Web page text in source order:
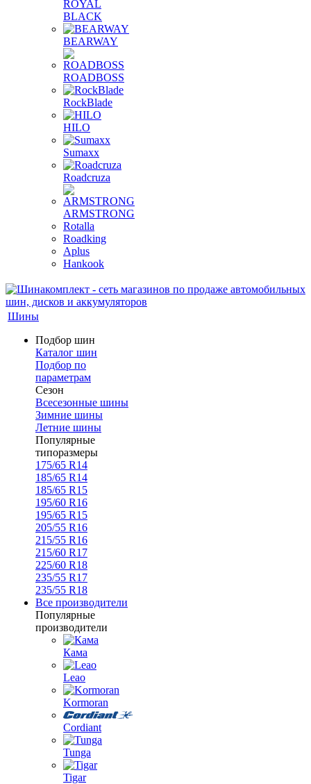
ROYAL
BLACK
BEARWAY
ROADBOSS
RockBlade
HILO
Sumaxx
Roadcruza
ARMSTRONG
Rotalla
Roadking
Aplus
Hankook
Шины
Подбор шин
Каталог шин
Подбор по
параметрам
Сезон
Всесезонные шины
Зимние шины
Летние шины
Популярные
типоразмеры
175/65 R14
185/65 R14
185/65 R15
195/60 R16
195/65 R15
205/55 R16
215/55 R16
215/60 R17
225/60 R18
235/55 R17
235/55 R18
Все производители
Популярные
производители
Кама
Leao
Kormoran
Cordiant
Tunga
Tigar